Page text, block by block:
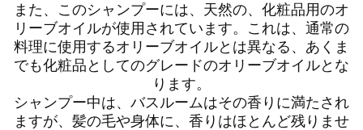
また、このシャンプーには、天然の、化粧品用のオ
リーブオイルが使用されています。これは、通常の
料理に使用するオリーブオイルとは異なる、あくま
でも化粧品としてのグレードのオリーブオイルとな
ります。
シャンプー中は、バスルームはその香りに満たされ
ますが、髪の毛や身体に、香りはほとんど残りませ